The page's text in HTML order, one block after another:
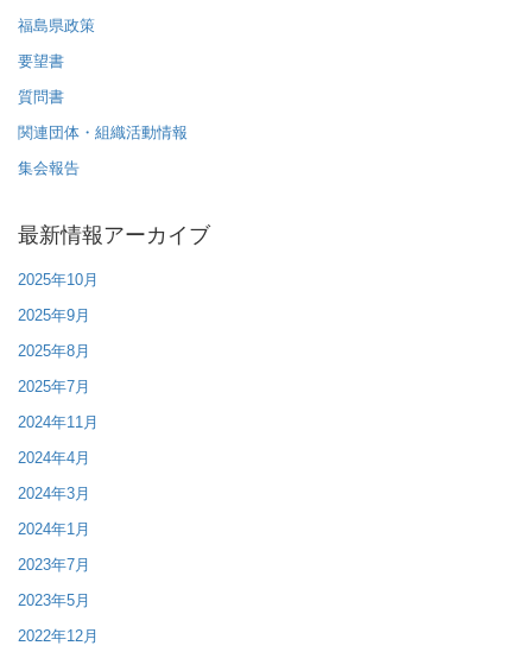
福島県政策
要望書
質問書
関連団体・組織活動情報
集会報告
最新情報アーカイブ
2025年10月
2025年9月
2025年8月
2025年7月
2024年11月
2024年4月
2024年3月
2024年1月
2023年7月
2023年5月
2022年12月